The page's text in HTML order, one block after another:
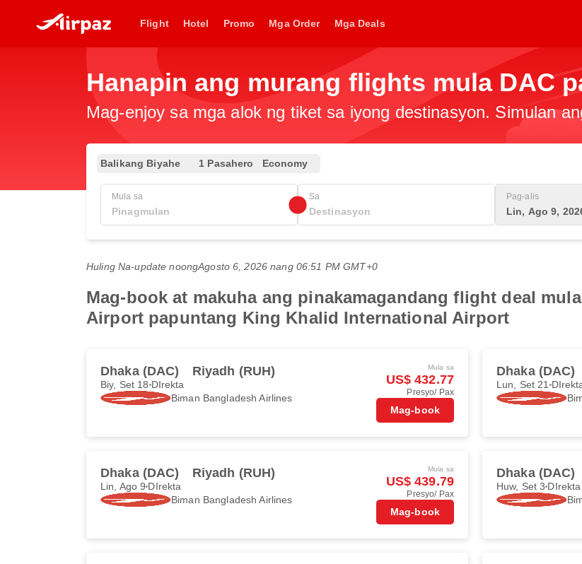
Flight Hotel Promo Mga Order Mga Deals
Hanapin ang murang flights mula DAC
Mag-enjoy sa mga alok ng tiket sa iyong destinasyon. Simulan
Balikang Biyahe 1 Pasahero Economy
Mula sa Sa Pag-alis
Lin, Ago 9,
Huling Na-update noongAgosto 6, 2026 nang 06:51 PM GMT+0
Mag-book at makuha ang pinakamagandang flight deal
Airport papuntang King Khalid International Airport
Dhaka (DAC) Riyadh (RUH)
Biy, Set 18 DIrekta
Biman Bangladesh Airlines
Mula sa
US$ 432.77
Presyo/ Pax
Mag-book
Dhaka (DAC)
Lun, Set 21
Dhaka (DAC) Riyadh (RUH)
Lin, Ago 9 DIrekta
Biman Bangladesh Airlines
Mula sa
US$ 439.79
Presyo/ Pax
Mag-book
Dhaka (DAC)
Huw, Set 3 DIrekta